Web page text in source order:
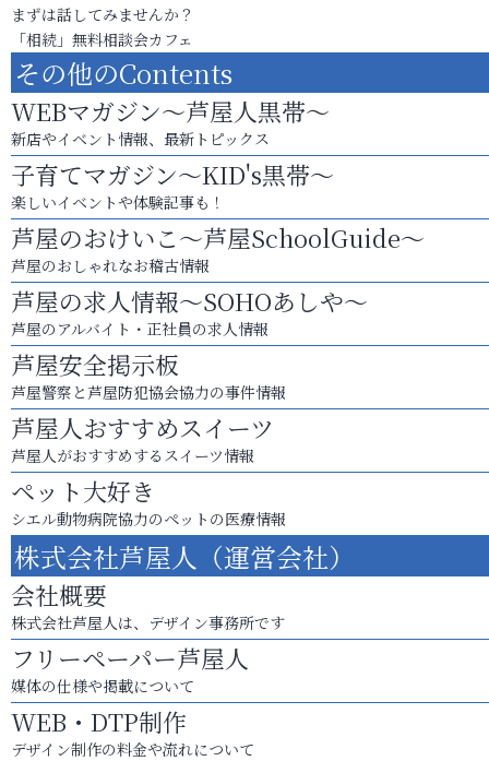
まずは話してみませんか？
「相続」無料相談会カフェ
その他のContents
WEBマガジン～芦屋人黒帯～
新店やイベント情報、最新トピックス
子育てマガジン～KID's黒帯～
楽しいイベントや体験記事も！
芦屋のおけいこ～芦屋SchoolGuide～
芦屋のおしゃれなお稽古情報
芦屋の求人情報～SOHOあしや～
芦屋のアルバイト・正社員の求人情報
芦屋安全掲示板
芦屋警察と芦屋防犯協会協力の事件情報
芦屋人おすすめスイーツ
芦屋人がおすすめするスイーツ情報
ペット大好き
シエル動物病院協力のペットの医療情報
株式会社芦屋人（運営会社）
会社概要
株式会社芦屋人は、デザイン事務所です
フリーペーパー芦屋人
媒体の仕様や掲載について
WEB・DTP制作
デザイン制作の料金や流れについて